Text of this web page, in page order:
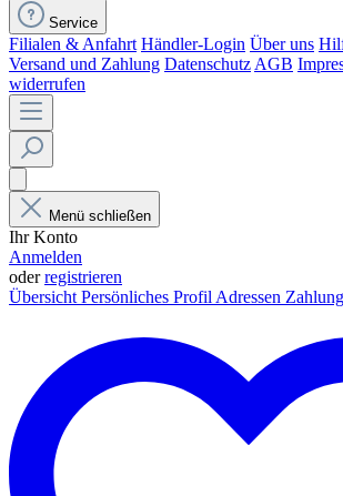
Service
Filialen & Anfahrt Händler-Login Über uns
Versand und Zahlung Datenschutz AGB
widerrufen
Menü schließen
Ihr Konto
Anmelden
oderregistrieren
Übersicht Persönliches Profil Adressen